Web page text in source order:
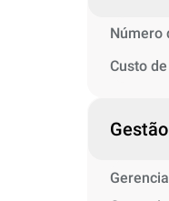
Número
Custo